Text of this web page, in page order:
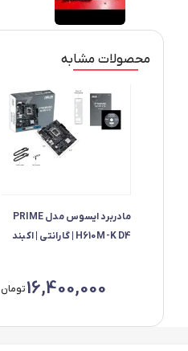
محصولات مشابه
مادربرد ایسوس مدل PRIME
H610M-K D4 | گارانتی | اکبند
16,400,000تومان